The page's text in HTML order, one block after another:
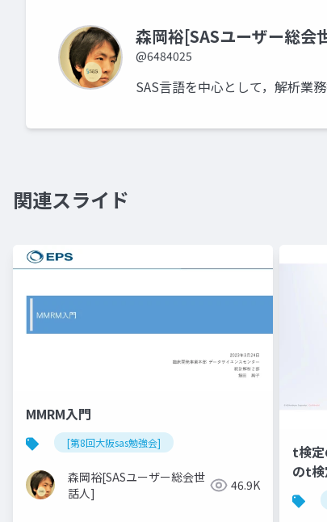
森岡裕[SASユーザー総会
@6484025
SAS言語を中心として，解析業
関連スライド
MMRM入門
[第8回大阪sas勉強会]
森岡裕[SASユーザー総会世
話人]
46.9K
t検
のt